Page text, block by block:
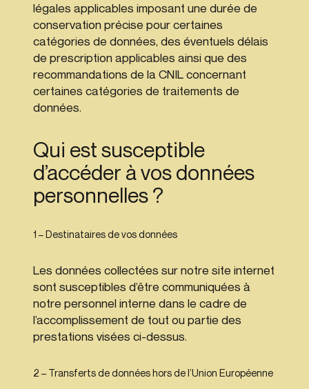
légales applicables imposant une durée de
conservation précise pour certaines
catégories de données, des éventuels délais
de prescription applicables ainsi que des
recommandations de la CNIL concernant
certaines catégories de traitements de
données.
Qui est susceptible
d’accéder à vos données
personnelles ?
1 – Destinataires de vos données
Les données collectées sur notre site internet
sont susceptibles d’être communiquées à
notre personnel interne dans le cadre de
l’accomplissement de tout ou partie des
prestations visées ci-dessus.
2 – Transferts de données hors de l’Union Européenne